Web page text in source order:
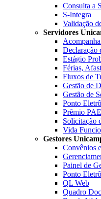
Consulta a
S-Integra
Validação
Servidores
Declaração
Estágio
Férias,
Fluxos de
Gestão de
Gestão de
Ponto
Prêmio
Solicitação
Vida
Gestores
Convênios
Painel de
Ponto
QL Web
Quadro